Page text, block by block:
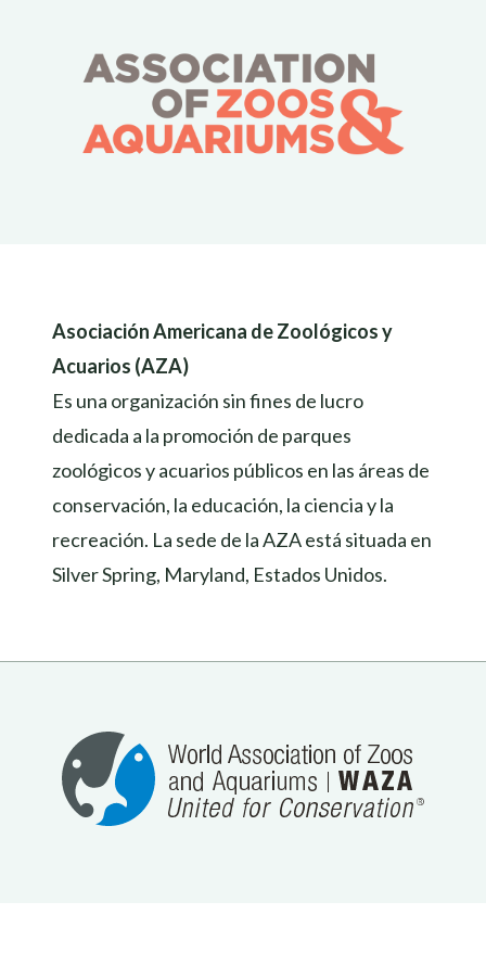
Asociación Americana de Zoológicos y
Acuarios (AZA)
Es una organización sin fines de lucro
dedicada a la promoción de parques
zoológicos y acuarios públicos en las áreas de
conservación, la educación, la ciencia y la
recreación. La sede de la AZA está situada en
Silver Spring, Maryland, Estados Unidos.